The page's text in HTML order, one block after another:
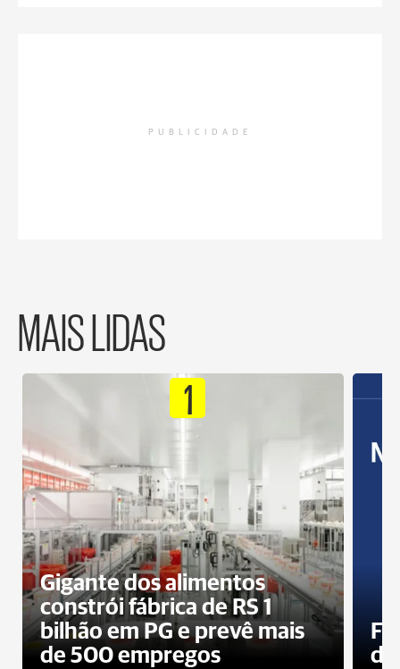
PUBLICIDADE
MAIS LIDAS
1
Gigante dos alimentos
constrói fábrica de RS 1
bilhão em PG e prevê mais
de 500 empregos